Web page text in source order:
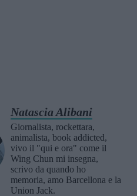
Natascia Alibani
Giornalista, rockettara,
animalista, book addicted,
vivo il "qui e ora" come il
Wing Chun mi insegna,
scrivo da quando ho
memoria, amo Barcellona e la
Union Jack.